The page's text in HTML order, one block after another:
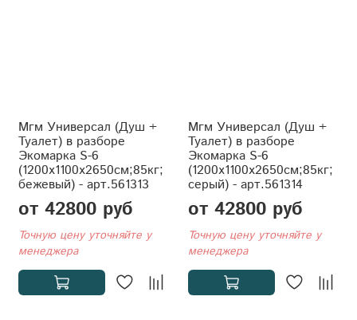
Мгм Универсал (Душ +
Туалет) в разборе
Экомарка S-6
(1200x1100x2650см;85кг;
бежевый) - арт.561313
от 42800 руб
Точную цену уточняйте у
менеджера
Мгм Универсал (Душ +
Туалет) в разборе
Экомарка S-6
(1200x1100x2650см;85кг;
серый) - арт.561314
от 42800 руб
Точную цену уточняйте у
менеджера